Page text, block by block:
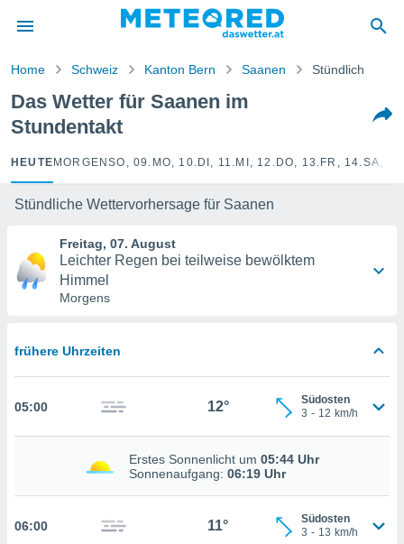
wurde
von
sind.
diese
auf
basiert,
Ihnen
zur
Home Schweiz Kanton Bern Saanen Stündlich
Das Wetter für Saanen im
Stundentakt
HEUTE MORGENSO, 09. MO, 10. DI, 11. MI, 12. DO, 13. FR, 14.SA,
Stündliche Wettervorhersage für Saanen
Freitag, 07. August
Leichter Regen bei teilweise bewölktem
Himmel
Morgens
frühere Uhrzeiten
05:00 12°
Südosten
3 - 12 km/h
Erstes Sonnenlicht um 05:44 Uhr
Sonnenaufgang: 06:19 Uhr
06:00 11°
Südosten
3 - 13 km/h